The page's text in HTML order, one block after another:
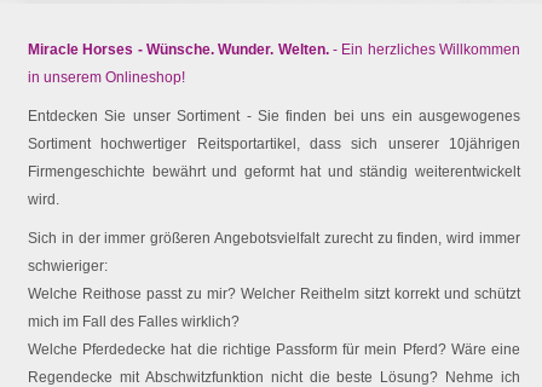
Miracle Horses - Wünsche. Wunder. Welten.- Ein herzliches Willkommen
in unserem Onlineshop!
Entdecken Sie unser Sortiment - Sie finden bei uns ein ausgewogenes
Sortiment hochwertiger Reitsportartikel, dass sich unserer 10jährigen
Firmengeschichte bewährt und geformt hat und ständig weiterentwickelt
wird.
Sich in der immer größeren Angebotsvielfalt zurecht zu finden, wird immer
schwieriger:
Welche Reithose passt zu mir? Welcher Reithelm sitzt korrekt und schützt
mich im Fall des Falles wirklich?
Welche Pferdedecke hat die richtige Passform für mein Pferd? Wäre eine
Regendecke mit Abschwitzfunktion nicht die beste Lösung? Nehme ich